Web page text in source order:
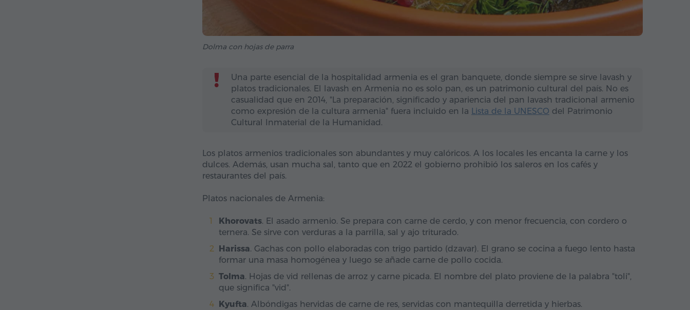
Dolma con hojas de parra
Una parte esencial de la hospitalidad armenia es el gran banquete, donde siempre se sirve lavash y
platos tradicionales. El lavash en Armenia no es solo pan, es un patrimonio cultural del país. No es
casualidad que en 2014, "La preparación, significado y apariencia del pan lavash tradicional armenio
como expresión de la cultura armenia" fuera incluido en la Lista de la UNESCO del Patrimonio
Cultural Inmaterial de la Humanidad.
Los platos armenios tradicionales son abundantes y muy calóricos. A los locales les encanta la carne y los
dulces. Además, usan mucha sal, tanto que en 2022 el gobierno prohibió los saleros en los cafés y
restaurantes del país.
Platos nacionales de Armenia:
Khorovats. El asado armenio. Se prepara con carne de cerdo, y con menor frecuencia, con cordero o
ternera. Se sirve con verduras a la parrilla, sal y ajo triturado.
Harissa. Gachas con pollo elaboradas con trigo partido (dzavar). El grano se cocina a fuego lento hasta
formar una masa homogénea y luego se añade carne de pollo cocida.
Tolma. Hojas de vid rellenas de arroz y carne picada. El nombre del plato proviene de la palabra "toli",
que significa "vid".
Kyufta. Albóndigas hervidas de carne de res, servidas con mantequilla derretida y hierbas.